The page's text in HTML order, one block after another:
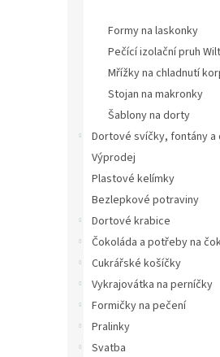
Formy na laskonky
Pečící izolační pruh
Mřížky na chladnutí
Stojan na makronky
Šablony na dorty
Dortové svíčky, fontány a
Výprodej
Plastové kelímky
Bezlepkové potraviny
Dortové krabice
Čokoláda a potřeby na
Cukrářské košíčky
Vykrajovátka na perníčky
Formičky na pečení
Pralinky
Svatba